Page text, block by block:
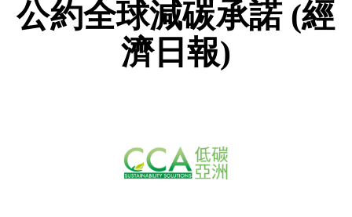
公約全球減碳承諾 (經
濟日報)